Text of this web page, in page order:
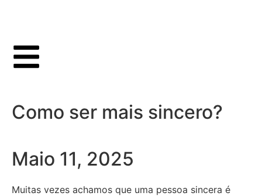
Como ser mais sincero?
Maio 11, 2025
Muitas vezes achamos que uma pessoa sincera é